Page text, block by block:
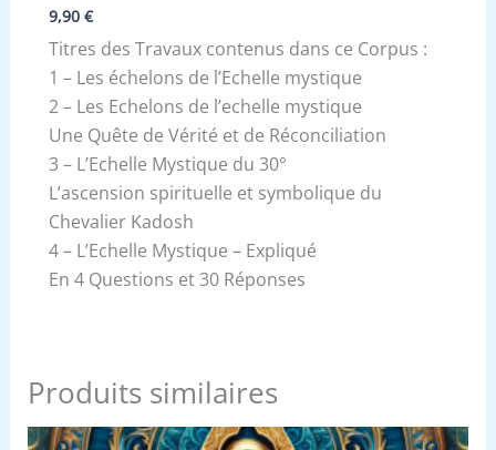
9,90 €
Titres des Travaux contenus dans ce Corpus :
1 – Les échelons de l’Echelle mystique
2 – Les Echelons de l’echelle mystique
Une Quête de Vérité et de Réconciliation
3 – L’Echelle Mystique du 30°
L’ascension spirituelle et symbolique du
Chevalier Kadosh
4 – L’Echelle Mystique – Expliqué
En 4 Questions et 30 Réponses
Produits similaires